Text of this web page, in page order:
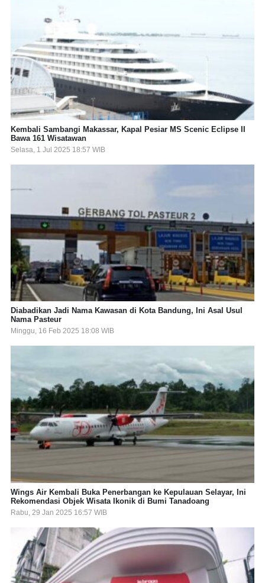
Kembali Sambangi Makassar, Kapal Pesiar MS Scenic Eclipse II
Bawa 161 Wisatawan
Selasa, 1 Jul 2025 18:57 WIB
Diabadikan Jadi Nama Kawasan di Kota Bandung, Ini Asal Usul
Nama Pasteur
Minggu, 16 Feb 2025 18:08 WIB
Wings Air Kembali Buka Penerbangan ke Kepulauan Selayar, Ini
Rekomendasi Objek Wisata Ikonik di Bumi Tanadoang
Rabu, 29 Jan 2025 16:57 WIB